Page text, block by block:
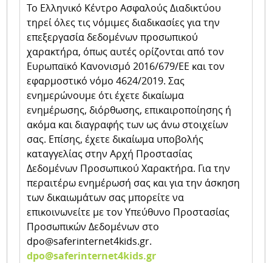
Το Ελληνικό Κέντρο Ασφαλούς Διαδικτύου
τηρεί όλες τις νόμιμες διαδικασίες για την
επεξεργασία δεδομένων προσωπικού
χαρακτήρα, όπως αυτές ορίζονται από τον
Ευρωπαϊκό Κανονισμό 2016/679/ΕΕ και τον
εφαρμοστικό νόμο 4624/2019. Σας
ενημερώνουμε ότι έχετε δικαίωμα
ενημέρωσης, διόρθωσης, επικαιροποίησης ή
ακόμα και διαγραφής των ως άνω στοιχείων
σας. Επίσης, έχετε δικαίωμα υποβολής
καταγγελίας στην Αρχή Προστασίας
Δεδομένων Προσωπικού Χαρακτήρα. Για την
περαιτέρω ενημέρωσή σας και για την άσκηση
των δικαιωμάτων σας μπορείτε να
επικοινωνείτε με τον Υπεύθυνο Προστασίας
Προσωπικών Δεδομένων στο
dpo@saferinternet4kids.gr.
dpo@saferinternet4kids.gr